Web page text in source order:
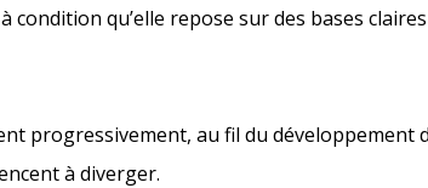
qu’elle repose sur des bases
progressivement, au fil du développement
à diverger.